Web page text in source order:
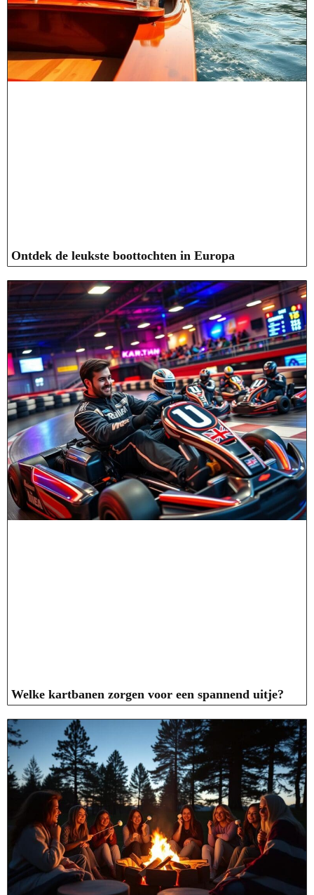
Ontdek de leukste boottochten in Europa
Welke kartbanen zorgen voor een spannend uitje?